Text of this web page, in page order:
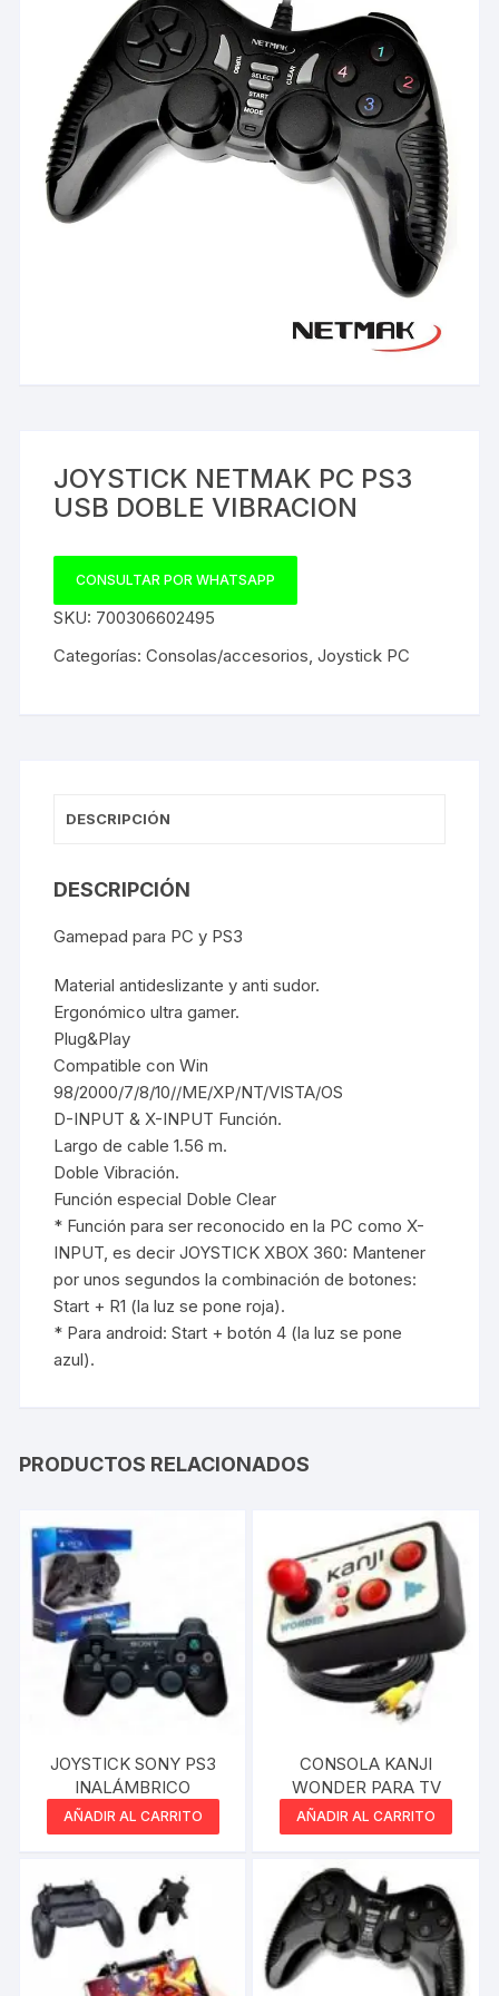
JOYSTICK NETMAK PC PS3
USB DOBLE VIBRACION
CONSULTAR POR WHATSAPP
SKU: 700306602495
Categorías:Consolas/accesorios ,Joystick PC
DESCRIPCIÓN
DESCRIPCIÓN
Gamepad para PC y PS3
Material antideslizante y anti sudor.
Ergonómico ultra gamer.
Plug&Play
Compatible con Win
98/2000/7/8/10//ME/XP/NT/VISTA/OS
D-INPUT & X-INPUT Función.
Largo de cable 1.56 m.
Doble Vibración.
Función especial Doble Clear
* Función para ser reconocido en la PC como X-
INPUT, es decir JOYSTICK XBOX 360: Mantener
por unos segundos la combinación de botones:
Start + R1 (la luz se pone roja).
* Para android: Start + botón 4 (la luz se pone
azul).
PRODUCTOS RELACIONADOS
JOYSTICK SONY PS3
INALÁMBRICO
AÑADIR AL CARRITO
CONSOLA KANJI
WONDER PARA TV
AÑADIR AL CARRITO